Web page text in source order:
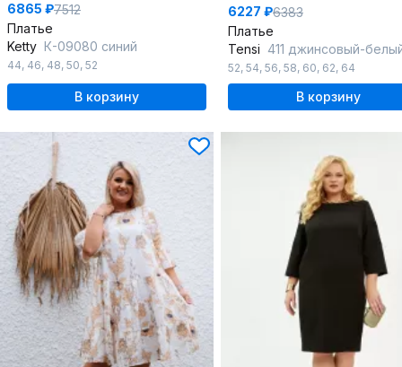
6865 ₽7512
Платье
Ketty К-09080 синий
44, 46, 48, 50, 52
В корзину
6227 ₽6383
Платье
Tensi 411 джинсовый-
52, 54, 56, 58, 60, 62, 64
В корзину